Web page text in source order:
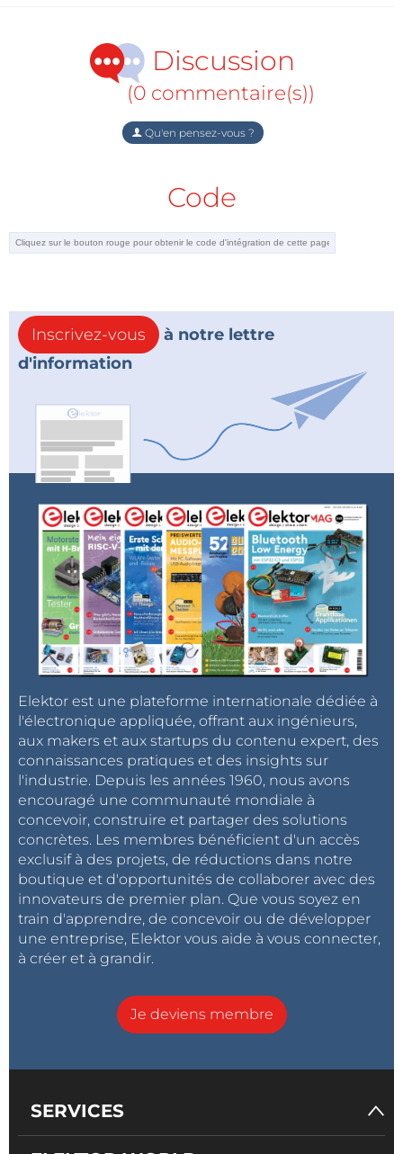
Discussion
(0 commentaire(s))
Qu'en pensez-vous ?
Code
Inscrivez-vous
à notre lettre
d'information
Elektor est une plateforme internationale dédiée à
l'électronique appliquée, offrant aux ingénieurs,
aux makers et aux startups du contenu expert, des
connaissances pratiques et des insights sur
l'industrie. Depuis les années 1960, nous avons
encouragé une communauté mondiale à
concevoir, construire et partager des solutions
concrètes. Les membres bénéficient d'un accès
exclusif à des projets, de réductions dans notre
boutique et d'opportunités de collaborer avec des
innovateurs de premier plan. Que vous soyez en
train d'apprendre, de concevoir ou de développer
une entreprise, Elektor vous aide à vous connecter,
à créer et à grandir.
Je deviens membre
SERVICES